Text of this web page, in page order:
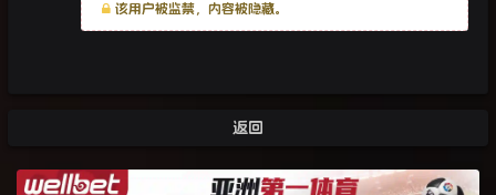
该用户被监禁，内容被隐藏。
返回